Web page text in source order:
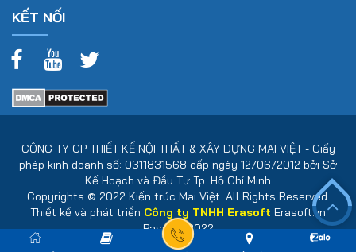
KẾT NỐI
CÔNG TY CP THIẾT KẾ NỘI THẤT & XÂY DỰNG MAI VIỆT - Giấy
phép kinh doanh số: 0311831568 cấp ngày 12/06/2012 bởi Sở
Kế Hoạch và Đầu Tư Tp. Hồ Chí Minh
Copyrights © 2022 Kiến trúc Mai Việt. All Rights Reserved.
Thiết kế và phát triển Công ty TNHH Erasoft Erasoft.vn
Pass: 202022